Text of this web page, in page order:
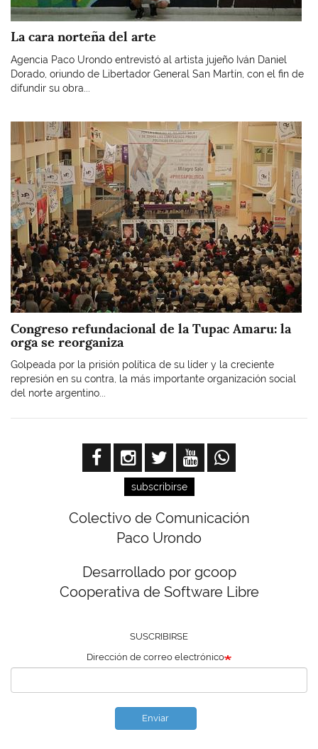
La cara norteña del arte
Agencia Paco Urondo entrevistó al artista jujeño Iván Daniel
Dorado, oriundo de Libertador General San Martín, con el fin de
difundir su obra...
Congreso refundacional de la Tupac Amaru: la
orga se reorganiza
Golpeada por la prisión política de su líder y la creciente
represión en su contra, la más importante organización social
del norte argentino...
subscribirse
Colectivo de Comunicación
Paco Urondo
Desarrollado por gcoop
Cooperativa de Software Libre
SUSCRIBIRSE
Dirección de correo electrónico
Enviar